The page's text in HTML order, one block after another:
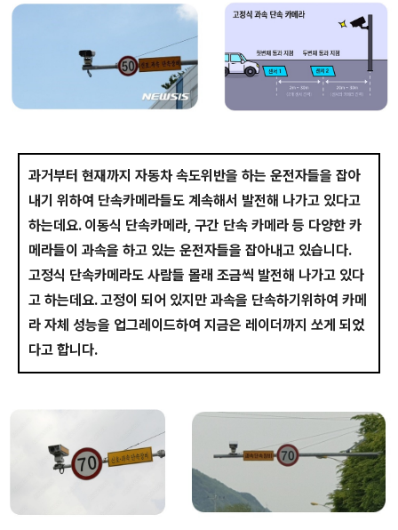
과거부터 현재까지 자동차 속도위반을 하는 운전자들을 잡아
내기 위하여 단속카메라들도 계속해서 발전해 나가고 있다고
하는데요. 이동식 단속카메라, 구간 단속 카메라 등 다양한 카
메라들이 과속을 하고 있는 운전자들을 잡아내고 있습니다.
고정식 단속카메라도 사람들 몰래 조금씩 발전해 나가고 있다
고 하는데요. 고정이 되어 있지만 과속을 단속하기위하여 카메
라 자체 성능을 업그레이드하여 지금은 레이더까지 쏘게 되었
다고 합니다.